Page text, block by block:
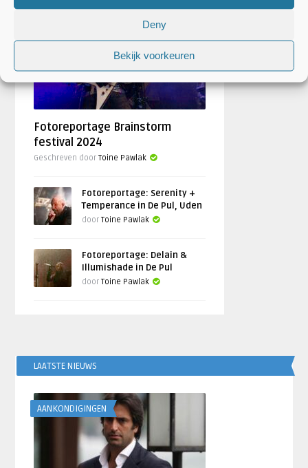
Deny
Bekijk voorkeuren
Fotoreportage Brainstorm
festival 2024
Geschreven doorToine Pawlak
Fotoreportage: Serenity +
Temperance in De Pul, Uden
doorToine Pawlak
Fotoreportage: Delain &
Illumishade in De Pul
doorToine Pawlak
LAATSTE NIEUWS
AANKONDIGINGEN